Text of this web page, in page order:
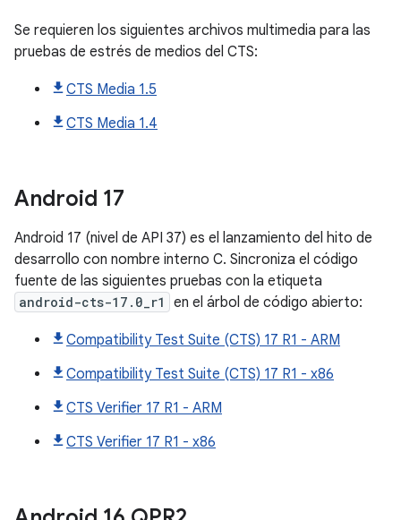
Se requieren los siguientes archivos multimedia para las
pruebas de estrés de medios del CTS:
CTS Media 1.5
CTS Media 1.4
Android 17
Android 17 (nivel de API 37) es el lanzamiento del hito de
desarrollo con nombre interno C. Sincroniza el código
fuente de las siguientes pruebas con la etiqueta
android-cts-17.0_r1 en el árbol de código abierto:
Compatibility Test Suite (CTS) 17 R1 - ARM
Compatibility Test Suite (CTS) 17 R1 - x86
CTS Verifier 17 R1 - ARM
CTS Verifier 17 R1 - x86